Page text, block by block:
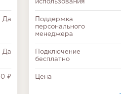
Да
Да
0 ₽
использования
Поддержка
персонального
менеджера
Подключение
бесплатно
Цена